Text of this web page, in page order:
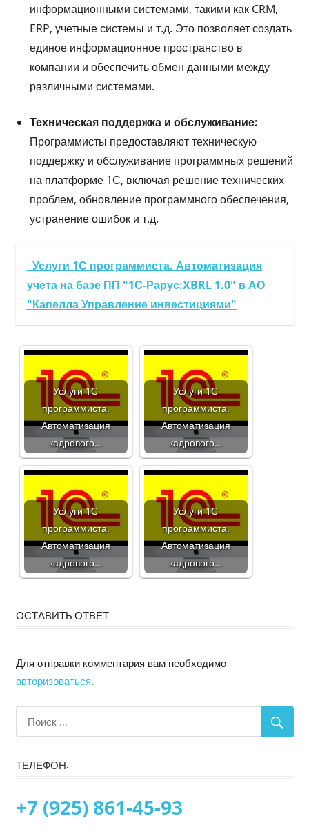
информационными системами, такими как CRM,
ERP, учетные системы и т.д. Это позволяет создать
единое информационное пространство в
компании и обеспечить обмен данными между
различными системами.
Техническая поддержка и обслуживание:
Программисты предоставляют техническую
поддержку и обслуживание программных решений
на платформе 1С, включая решение технических
проблем, обновление программного обеспечения,
устранение ошибок и т.д.
Услуги 1С программиста. Автоматизация
учета на базе ПП "1С-Рарус:XBRL 1.0" в АО
"Капелла Управление инвестициями"
Услуги 1С
программиста.
Автоматизация
кадрового…
Услуги 1С
программиста.
Автоматизация
кадрового…
Услуги 1С
программиста.
Автоматизация
кадрового…
Услуги 1С
программиста.
Автоматизация
кадрового…
ОСТАВИТЬ ОТВЕТ
Для отправки комментария вам необходимо
авторизоваться.
ТЕЛЕФОН:
+7 (925) 861-45-93